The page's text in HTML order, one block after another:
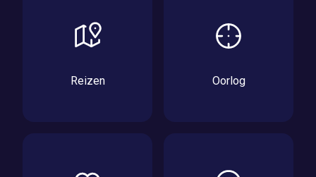
Reizen Oorlog